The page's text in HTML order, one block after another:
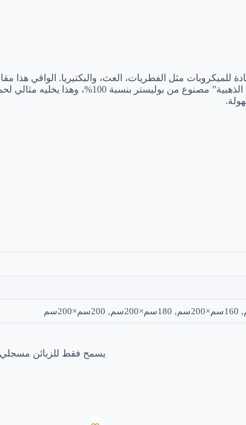
مثل الفطريات، العث، والبكتيريا. الواقي هذا
للمرتبة، وبكذا يحافظ عليها نظيفة وكأنها جديدة
يسمح فقط للزبائن مسجلي